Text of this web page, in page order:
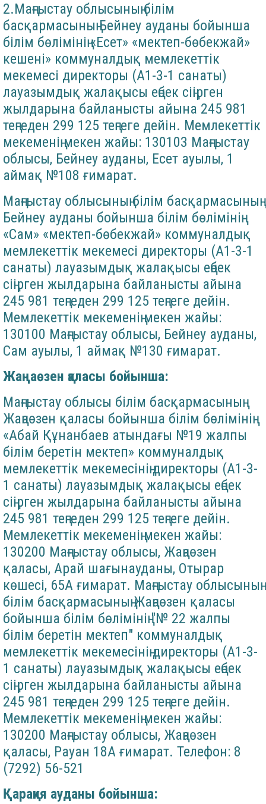
2.Маңғыстау облысының білім
басқармасының Бейнеу ауданы бойынша
білім бөлімінің «Есет» «мектеп-бөбекжай»
кешені» коммуналдық мемлекеттік
мекемесі директоры (А1-3-1 санаты)
лауазымдық жалақысы еңбек сіңірген
жылдарына байланысты айына 245 981
теңгеден 299 125 теңгеге дейін. Мемлекеттік
мекеменің мекен жайы: 130103 Маңғыстау
облысы, Бейнеу ауданы, Есет ауылы, 1
аймақ №108 ғимарат.
Маңғыстау облысының білім басқармасының
Бейнеу ауданы бойынша білім бөлімінің
«Сам» «мектеп-бөбекжай» коммуналдық
мемлекеттік мекемесі директоры (А1-3-1
санаты) лауазымдық жалақысы еңбек
сіңірген жылдарына байланысты айына
245 981 теңгеден 299 125 теңгеге дейін.
Мемлекеттік мекеменің мекен жайы:
130100 Маңғыстау облысы, Бейнеу ауданы,
Сам ауылы, 1 аймақ №130 ғимарат.
Жаңаөзен қаласы бойынша:
Маңғыстау облысы білім басқармасының
Жаңаөзен қаласы бойынша білім бөлімінің
«Абай Құнанбаев атындағы №19 жалпы
білім беретін мектеп» коммуналдық
мемлекеттік мекемесінің директоры (А1-3-
1 санаты) лауазымдық жалақысы еңбек
сіңірген жылдарына байланысты айына
245 981 теңгеден 299 125 теңгеге дейін.
Мемлекеттік мекеменің мекен жайы:
130200 Маңғыстау облысы, Жаңаөзен
қаласы, Арай шағынауданы, Отырар
көшесі, 65А ғимарат. Маңғыстау облысының
білім басқармасының Жаңаөзен қаласы
бойынша білім бөлімінің "№ 22 жалпы
білім беретін мектеп" коммуналдық
мемлекеттік мекемесінің директоры (А1-3-
1 санаты) лауазымдық жалақысы еңбек
сіңірген жылдарына байланысты айына
245 981 теңгеден 299 125 теңгеге дейін.
Мемлекеттік мекеменің мекен жайы:
130200 Маңғыстау облысы, Жаңаөзен
қаласы, Рауан 18А ғимарат. Телефон: 8
(7292) 56-521
Қарақия ауданы бойынша: